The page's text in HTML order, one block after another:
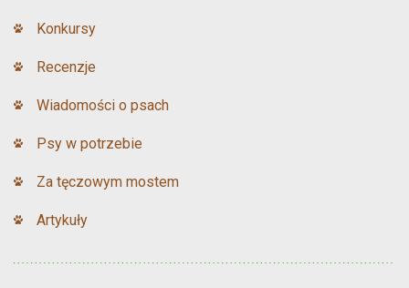
Konkursy
Recenzje
Wiadomości o psach
Psy w potrzebie
Za tęczowym mostem
Artykuły